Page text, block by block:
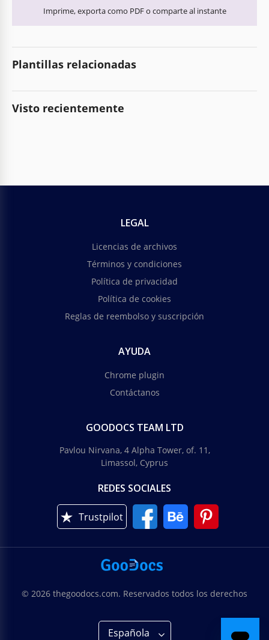
Imprime, exporta como PDF o comparte al instante
Plantillas relacionadas
Visto recientemente
LEGAL
Licencias de archivos
Términos y condiciones
Política de privacidad
Política de cookies
Reglas de reembolso y suscripción
AYUDA
Chrome plugin
Contáctanos
GOODOCS TEAM LTD
Pavlou Nirvana, 4 Alpha Tower, of. 11,
Limassol, Cyprus
REDES SOCIALES
Trustpilot
© 2026 thegoodocs.com. Reservados todos los derechos
Española